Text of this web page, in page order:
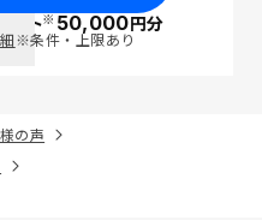
ント※50,000円分
※条件・上限あり
の声